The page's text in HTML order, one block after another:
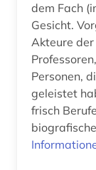
dem Fach
Gesicht.
Akteure
Personen,
geleistet
frisch